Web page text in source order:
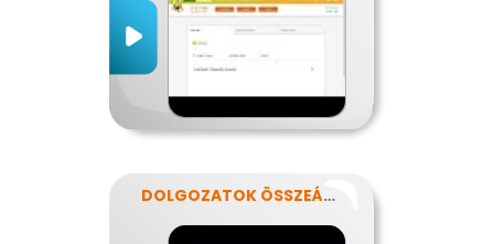
DOLGOZATOK ÖSSZEÁLLÍTÁSA